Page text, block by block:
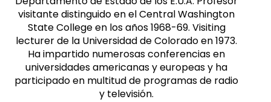
visitante distinguido en el Central Washington
State College en los años 1968-69. Visiting
lecturer de la Universidad de Colorado en 1973.
Ha impartido numerosas conferencias en
universidades americanas y europeas y ha
participado en multitud de programas de radio
y televisión.